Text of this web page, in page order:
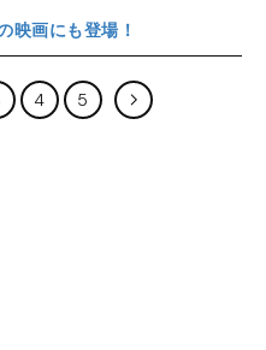
映画にも登場！
4 5